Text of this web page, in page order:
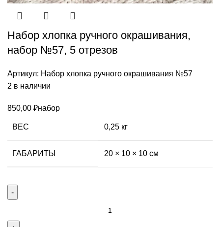
Набор хлопка ручного окрашивания,
набор №57, 5 отрезов
Артикул: Набор хлопка ручного окрашивания №57
2 в наличии
850,00 ₽набор
ВЕС 0,25 кг
ГАБАРИТЫ 20 × 10 × 10 см